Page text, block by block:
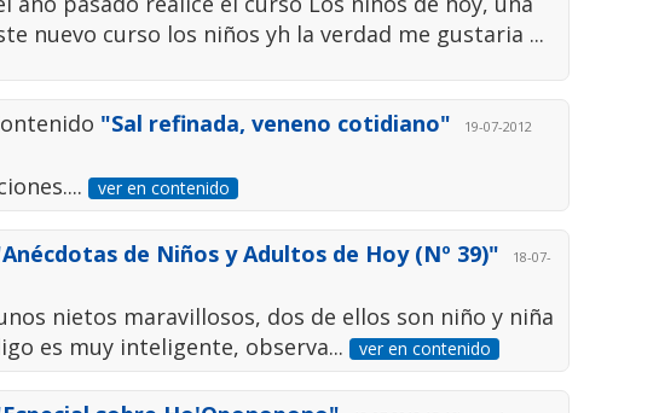
nuevo curso los niños yh la verdad me gustaria ...
"Sal refinada, veneno cotidiano"
19-07-2012
ver en contenido
de Niños y Adultos de Hoy (Nº 39)"
18-07-
nietos maravillosos, dos de ellos son niño y niña
es muy inteligente, observa... ver en contenido